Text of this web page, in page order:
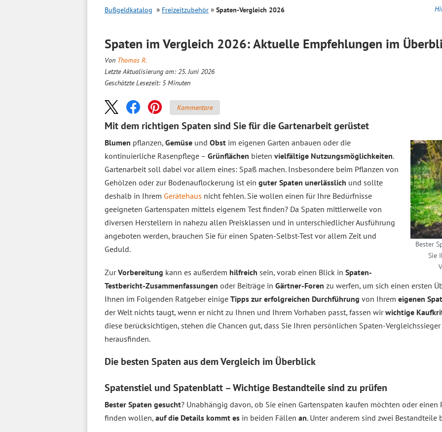
Bußgeldkatalog Freizeitzubehör Spaten-Vergleich 2026
Spaten im Vergleich 2026: Aktuelle Empfehlungen im
Von Thomas R.
Letzte Aktualisierung am: 25. Juni 2026
Geschätzte Lesezeit: 5 Minuten
Kommentare
Mit dem richtigen Spaten sind Sie für die Gartenarbeit gerüstet
Bester
Sie
Blumen pflanzen, Gemüse und Obst im eigenen Garten anbauen oder die
kontinuierliche Rasenpflege – Grünflächen bieten vielfältige Nutzungsmöglichkeiten.
Gartenarbeit soll dabei vor allem eines: Spaß machen. Insbesondere beim Pflanzen von
Gehölzen oder zur Bodenauflockerung ist ein guter Spaten unerlässlich und sollte
deshalb in Ihrem Gerätehaus nicht fehlen. Sie wollen einen für Ihre Bedürfnisse
geeigneten Gartenspaten mittels eigenem Test finden? Da Spaten mittlerweile von
diversen Herstellern in nahezu allen Preisklassen und in unterschiedlicher Ausführung
angeboten werden, brauchen Sie für einen Spaten-Selbst-Test vor allem Zeit und
Geduld.
ZurVorbereitung kann es außerdem hilfreich sein, vorab einen Blick in Spaten-
Testbericht-Zusammenfassungen oder Beiträge in Gärtner-Foren zu werfen, um sich einen ersten
Ihnen im Folgenden Ratgeber einige Tipps zur erfolgreichen Durchführung von Ihrem eigenen
der Welt nichts taugt, wenn er nicht zu Ihnen und Ihrem Vorhaben passt, fassen wirwichtige
diese berücksichtigen, stehen die Chancen gut, dass Sie Ihren persönlichen Spaten-
herausfinden.
Die besten Spaten aus demVergleich im Überblick
Spatenstiel und Spatenblatt – Wichtige Bestandteile sind zu prüfen
Bester Spaten gesucht? Unabhängig davon, ob Sie einen Gartenspaten kaufen möchten oder
finden wollen, auf die Details kommt es in beiden Fällen an. Unter anderem sind zwei Bestandteile